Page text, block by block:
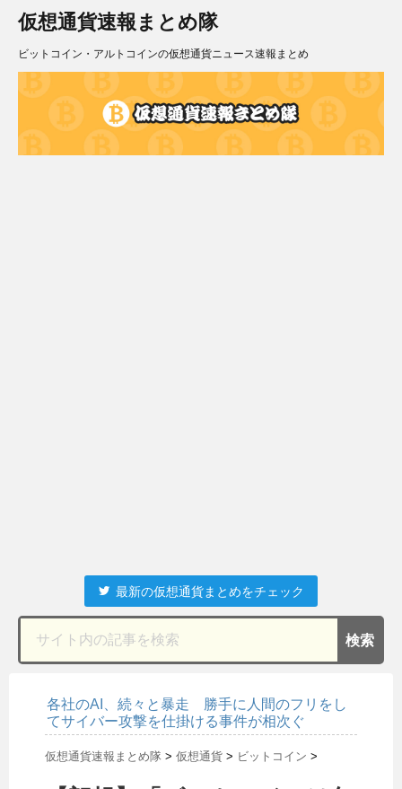
仮想通貨速報まとめ隊
ビットコイン・アルトコインの仮想通貨ニュース速報まとめ
最新の仮想通貨まとめをチェック
各社のAI、続々と暴走 勝手に人間のフリをし
てサイバー攻撃を仕掛ける事件が相次ぐ
仮想通貨速報まとめ隊 > 仮想通貨 > ビットコイン >